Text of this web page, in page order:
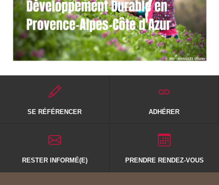
SE RÉFÉRENCER ADHÉRER
RESTER INFORMÉ(E) PRENDRE RENDEZ-VOUS